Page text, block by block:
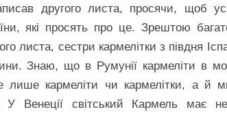
другого листа, просячи, щоб
які просять про це. Зрештою
листа, сестри кармелітки з півдня
Знаю, що в Румунії кармеліти в
лише кармеліти чи кармелітки, а й
Венеції світський Кармель має